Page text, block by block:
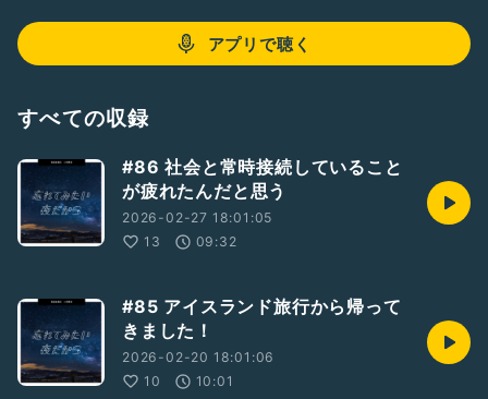
👂LISTEN
https://listen.style/p/ejhpkmrl?zWHbQGJd
アプリで聴く
すべての収録
#86 社会と常時接続していること
が疲れたんだと思う
2026-02-27 18:01:05
13
09:32
#85 アイスランド旅行から帰って
きました！
2026-02-20 18:01:06
10
10:01